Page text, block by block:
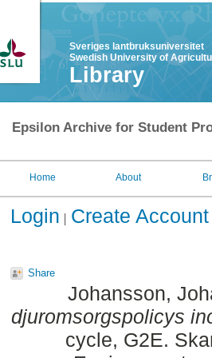
Sveriges lantbruksuniversitet
Swedish University of
Library
Epsilon Archive for Student
Home About
Login Create Account
Share
Johansson,
djuromsorgspolicys
cycle, G2E.